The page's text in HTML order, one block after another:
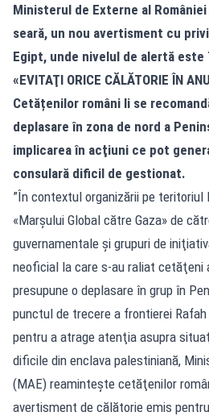
Ministerul de Externe al
seară, un nou avertisment cu
Egipt, unde nivelul de alertă
«EVITAŢI ORICE CĂLĂTORIE ÎN
Cetățenilor români li se
deplasare în zona de nord a
implicarea în acţiuni ce pot
consulară dificil de gestionat.
”În contextul organizării pe teritoriul
«Marşului Global către Gaza» de
guvernamentale şi grupuri de
neoficial la care s-au raliat
presupune o deplasare în grup în
punctul de trecere a frontierei Rafah
pentru a atrage atenţia asupra
dificile din enclava palestiniană,
(MAE) reaminteşte cetăţenilor
avertisment de călătorie emis